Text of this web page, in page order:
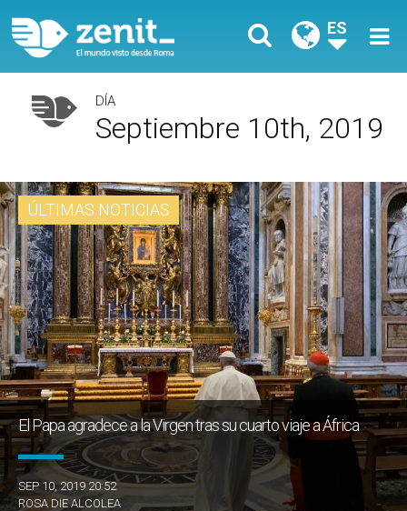
ES
DÍA
Septiembre 10th, 2019
ÚLTIMAS NOTICIAS
El Papa agradece a la Virgen tras su cuarto viaje a África
SEP 10, 2019 20:52
ROSA DIE ALCOLEA